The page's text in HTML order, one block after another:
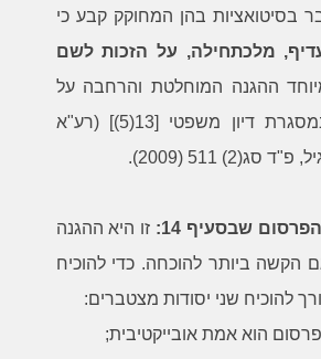
בסיטואציות בהן המחוקק קבע כי
מלכתחילה, על הזכות לשם
ההגנה המוחלטת והרחבה על
ביטוי שנאמר במסגרת דיון משפטי [13(5)] (רע"א
שבסעיף 14:
זו היא ההגנה
הקשה ביותר להוכחה. כדי להוכיח
להוכיח שני יסודות מצטברים:
הוא אמת אובייקטיבית;